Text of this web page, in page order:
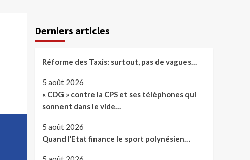
Derniers articles
Réforme des Taxis: surtout, pas de vagues…
5 août 2026
« CDG » contre la CPS et ses téléphones qui
sonnent dans le vide…
5 août 2026
Quand l’Etat finance le sport polynésien…